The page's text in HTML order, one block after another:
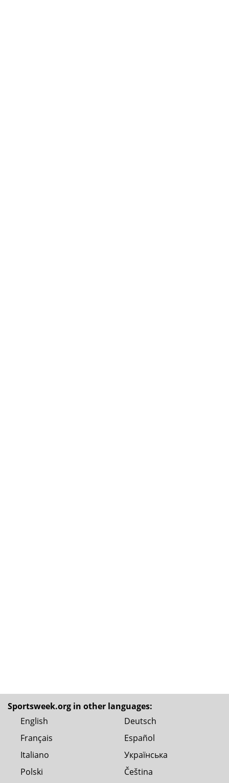
Sportsweek.org in other languages:
English
Deutsch
Français
Español
Italiano
Українська
Polski
Čeština